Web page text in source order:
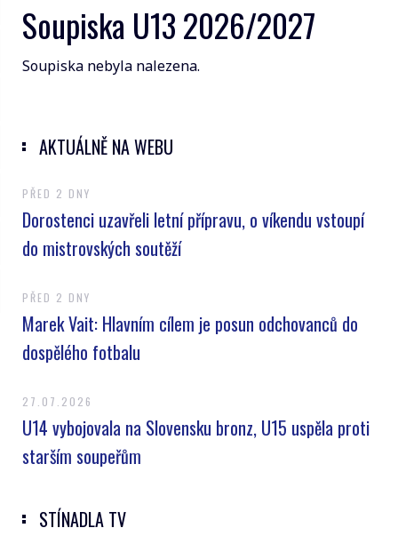
Soupiska U13 2026/2027
Soupiska nebyla nalezena.
AKTUÁLNĚ NA WEBU
PŘED 2 DNY
Dorostenci uzavřeli letní přípravu, o víkendu vstoupí
do mistrovských soutěží
PŘED 2 DNY
Marek Vait: Hlavním cílem je posun odchovanců do
dospělého fotbalu
27.07.2026
U14 vybojovala na Slovensku bronz, U15 uspěla proti
starším soupeřům
STÍNADLA TV